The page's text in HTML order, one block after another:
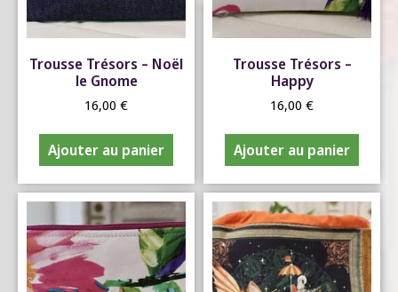
Trousse Trésors – Noël
le Gnome
16,00 €
Ajouter au panier
Trousse Trésors –
Happy
16,00 €
Ajouter au panier